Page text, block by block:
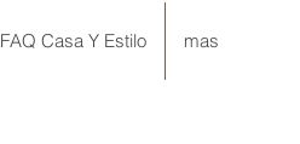
FAQ Casa Y Estilo mas